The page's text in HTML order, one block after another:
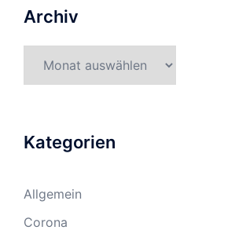
Archiv
Kategorien
Allgemein
Corona